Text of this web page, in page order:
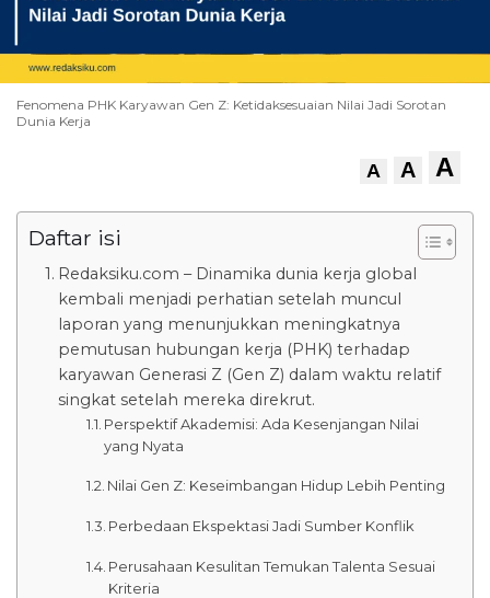
Fenomena PHK Karyawan Gen Z: Ketidaksesuaian Nilai Jadi Sorotan
Dunia Kerja
A A A
Daftar isi
Redaksiku.com – Dinamika dunia kerja global
kembali menjadi perhatian setelah muncul
laporan yang menunjukkan meningkatnya
pemutusan hubungan kerja (PHK) terhadap
karyawan Generasi Z (Gen Z) dalam waktu relatif
singkat setelah mereka direkrut.
Perspektif Akademisi: Ada Kesenjangan Nilai
yang Nyata
Nilai Gen Z: Keseimbangan Hidup Lebih Penting
Perbedaan Ekspektasi Jadi Sumber Konflik
Perusahaan Kesulitan Temukan Talenta Sesuai
Kriteria